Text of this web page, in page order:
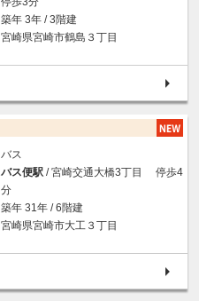
築年 3年 / 3階建
宮崎県宮崎市鶴島３丁目
バス
バス便駅 / 宮崎交通大橋3丁目 停歩4
分
築年 31年 / 6階建
宮崎県宮崎市大工３丁目